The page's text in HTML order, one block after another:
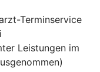
Terminservice
Leistungen im